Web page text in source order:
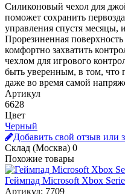
Силиконовый чехол для
поможет сохранить
управления спустя месяцы,
Прорезиненная
комфортно захватить
чехлом для игрового
быть уверенным, в том, что
даже во время самой
Артикул
6628
Цвет
Черный
Добавить свой отзыв или
Склад (Москва) 0
Похожие товары
Геймпад Microsoft Xbox
Артикул: 7709